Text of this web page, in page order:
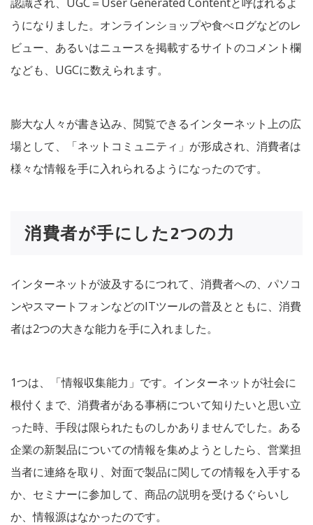
うになりました。オンラインショップや食べログなどのレ
ビュー、あるいはニュースを掲載するサイトのコメント欄
なども、UGCに数えられます。
膨大な人々が書き込み、閲覧できるインターネット上の広
場として、「ネットコミュニティ」が形成され、消費者は
様々な情報を手に入れられるようになったのです。
消費者が手にした2つの力
インターネットが波及するにつれて、消費者への、パソコ
ンやスマートフォンなどのITツールの普及とともに、消費
者は2つの大きな能力を手に入れました。
1つは、「情報収集能力」です。インターネットが社会に
根付くまで、消費者がある事柄について知りたいと思い立
った時、手段は限られたものしかありませんでした。ある
企業の新製品についての情報を集めようとしたら、営業担
当者に連絡を取り、対面で製品に関しての情報を入手する
か、セミナーに参加して、商品の説明を受けるぐらいし
か、情報源はなかったのです。